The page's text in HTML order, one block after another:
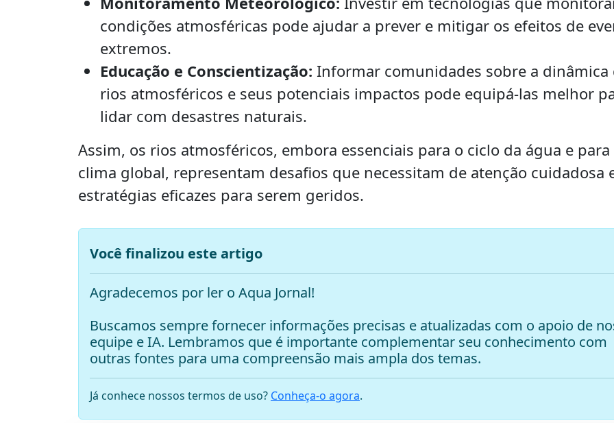
condições atmosféricas pode ajudar a prever e mitigar os efeitos de
extremos.
Educação e Conscientização: Informar comunidades sobre a dinâmica
rios atmosféricos e seus potenciais impactos pode equipá-las melhor
lidar com desastres naturais.
Assim, os rios atmosféricos, embora essenciais para o ciclo da água e para
clima global, representam desafios que necessitam de atenção cuidadosa
estratégias eficazes para serem geridos.
Você finalizou este artigo
Agradecemos por ler o Aqua Jornal!
Buscamos sempre fornecer informações precisas e atualizadas com o apoio de
equipe e IA. Lembramos que é importante complementar seu conhecimento com
outras fontes para uma compreensão mais ampla dos temas.
Já conhece nossos termos de uso? Conheça-o agora.